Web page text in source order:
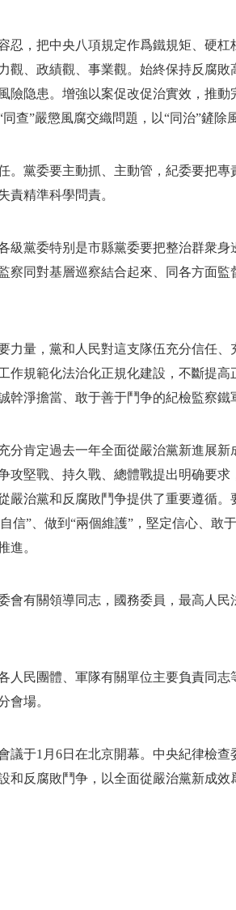
，把中央八項規定作爲鐵規矩、硬
觀、政績觀、事業觀。始終保持反腐
隐患。增強以案促改促治實效，推
查”嚴懲風腐交織問題，以“同治”鏟除
。黨委要主動抓、主動管，紀委要把
責精準科學問責。
級黨委特别是市縣黨委要把整治群衆
察同對基層巡察結合起來、同各方面
力量，黨和人民對這支隊伍充分信任
作規範化法治化正規化建設，不斷提
淨擔當、敢于善于鬥争的紀檢監察鐵
分肯定過去一年全面從嚴治黨新進展
攻堅戰、持久戰、總體戰提出明确要
嚴治黨和反腐敗鬥争提供了重要遵循
信”、做到“兩個維護”，堅定信心、
進。
會有關領導同志，國務委員，最高人
民團體、軍隊有關單位主要負責同志
會場。
議于1月6日在北京開幕。中央紀律檢
反腐敗鬥争，以全面從嚴治黨新成效